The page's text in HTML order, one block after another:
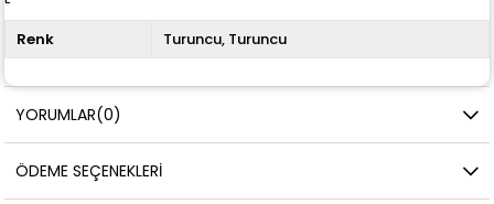
Renk Turuncu Turuncu
YORUMLAR(0)
ÖDEME SEÇENEKLERI